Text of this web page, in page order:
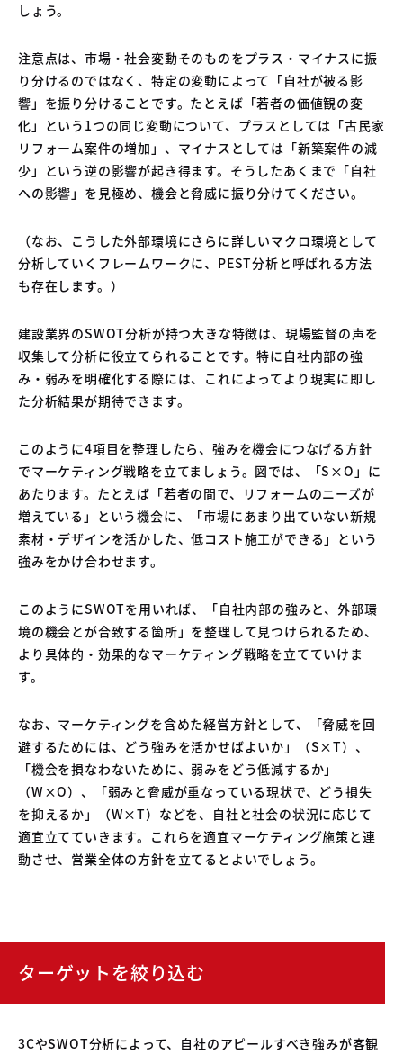
しょう。
注意点は、市場・社会変動そのものをプラス・マイナスに振
り分けるのではなく、特定の変動によって「自社が被る影
響」を振り分けることです。たとえば「若者の価値観の変
化」という1つの同じ変動について、プラスとしては「古民家
リフォーム案件の増加」、マイナスとしては「新築案件の減
少」という逆の影響が起き得ます。そうしたあくまで「自社
への影響」を見極め、機会と脅威に振り分けてください。
（なお、こうした外部環境にさらに詳しいマクロ環境として
分析していくフレームワークに、PEST分析と呼ばれる方法
も存在します。）
建設業界のSWOT分析が持つ大きな特徴は、現場監督の声を
収集して分析に役立てられることです。特に自社内部の強
み・弱みを明確化する際には、これによってより現実に即し
た分析結果が期待できます。
このように4項目を整理したら、強みを機会につなげる方針
でマーケティング戦略を立てましょう。図では、「S×O」に
あたります。たとえば「若者の間で、リフォームのニーズが
増えている」という機会に、「市場にあまり出ていない新規
素材・デザインを活かした、低コスト施工ができる」という
強みをかけ合わせます。
このようにSWOTを用いれば、「自社内部の強みと、外部環
境の機会とが合致する箇所」を整理して見つけられるため、
より具体的・効果的なマーケティング戦略を立てていけま
す。
なお、マーケティングを含めた経営方針として、「脅威を回
避するためには、どう強みを活かせばよいか」（S×T）、
「機会を損なわないために、弱みをどう低減するか」
（W×O）、「弱みと脅威が重なっている現状で、どう損失
を抑えるか」（W×T）などを、自社と社会の状況に応じて
適宜立てていきます。これらを適宜マーケティング施策と連
動させ、営業全体の方針を立てるとよいでしょう。
ターゲットを絞り込む
3CやSWOT分析によって、自社のアピールすべき強みが客観